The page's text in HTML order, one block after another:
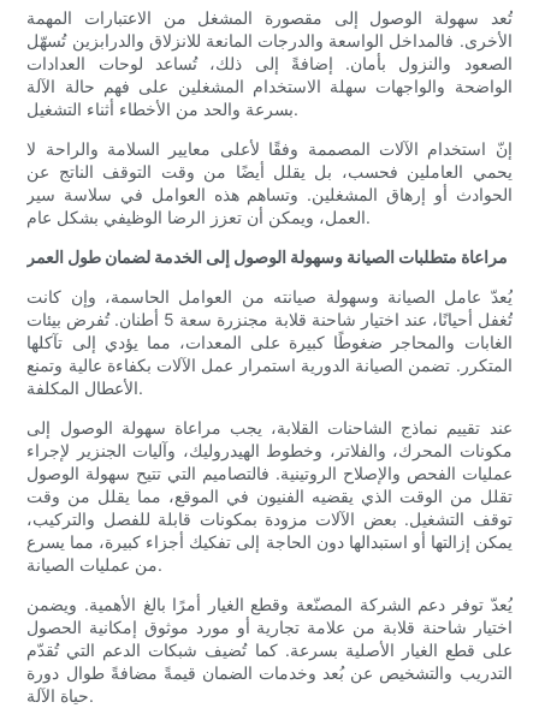
تُعد سهولة الوصول إلى مقصورة المشغل من الاعتبارات المهمة
الأخرى. فالمداخل الواسعة والدرجات المانعة للانزلاق والدرابزين تُسهّل
الصعود والنزول بأمان. إضافةً إلى ذلك، تُساعد لوحات العدادات
الواضحة والواجهات سهلة الاستخدام المشغلين على فهم حالة الآلة
بسرعة والحد من الأخطاء أثناء التشغيل.
إنّ استخدام الآلات المصممة وفقًا لأعلى معايير السلامة والراحة لا
يحمي العاملين فحسب، بل يقلل أيضًا من وقت التوقف الناتج عن
الحوادث أو إرهاق المشغلين. وتساهم هذه العوامل في سلاسة سير
العمل، ويمكن أن تعزز الرضا الوظيفي بشكل عام.
مراعاة متطلبات الصيانة وسهولة الوصول إلى الخدمة لضمان طول العمر
يُعدّ عامل الصيانة وسهولة صيانته من العوامل الحاسمة، وإن كانت
تُغفل أحيانًا، عند اختيار شاحنة قلابة مجنزرة سعة 5 أطنان. تُفرض بيئات
الغابات والمحاجر ضغوطًا كبيرة على المعدات، مما يؤدي إلى تآكلها
المتكرر. تضمن الصيانة الدورية استمرار عمل الآلات بكفاءة عالية وتمنع
الأعطال المكلفة.
عند تقييم نماذج الشاحنات القلابة، يجب مراعاة سهولة الوصول إلى
مكونات المحرك، والفلاتر، وخطوط الهيدروليك، وآليات الجنزير لإجراء
عمليات الفحص والإصلاح الروتينية. فالتصاميم التي تتيح سهولة الوصول
تقلل من الوقت الذي يقضيه الفنيون في الموقع، مما يقلل من وقت
توقف التشغيل. بعض الآلات مزودة بمكونات قابلة للفصل والتركيب،
يمكن إزالتها أو استبدالها دون الحاجة إلى تفكيك أجزاء كبيرة، مما يسرع
من عمليات الصيانة.
يُعدّ توفر دعم الشركة المصنّعة وقطع الغيار أمرًا بالغ الأهمية. ويضمن
اختيار شاحنة قلابة من علامة تجارية أو مورد موثوق إمكانية الحصول
على قطع الغيار الأصلية بسرعة. كما تُضيف شبكات الدعم التي تُقدّم
التدريب والتشخيص عن بُعد وخدمات الضمان قيمةً مضافةً طوال دورة
حياة الآلة.